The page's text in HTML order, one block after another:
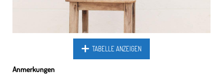
TABELLE ANZEIGEN
Anmerkungen